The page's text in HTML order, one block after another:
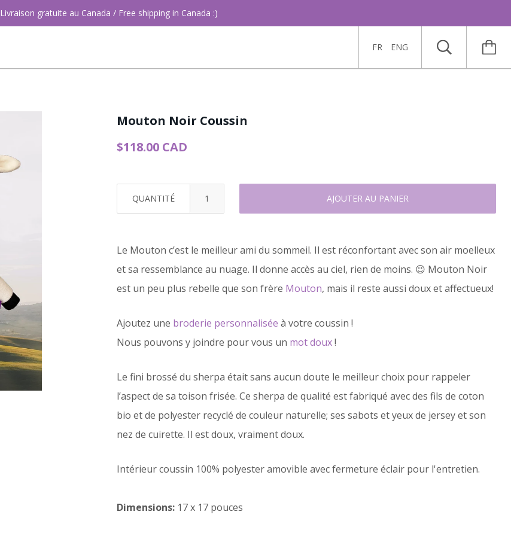
Livraison gratuite au Canada / Free shipping in Canada :)
FR ENG
Mouton Noir Coussin
$118.00 CAD
QUANTITÉ AJOUTER AU PANIER
Le Mouton c’est le meilleur ami du sommeil. Il est réconfortant avec son air moelleux
et sa ressemblance au nuage. Il donne accès au ciel, rien de moins. 😉 Mouton Noir
est un peu plus rebelle que son frère Mouton, mais il reste aussi doux et affectueux!
Ajoutez une broderie personnalisée à votre coussin !
Nous pouvons y joindre pour vous un mot doux!
Le fini brossé du sherpa était sans aucun doute le meilleur choix pour rappeler
l’aspect de sa toison frisée. Ce sherpa de qualité est fabriqué avec des fils de coton
bio et de polyester recyclé de couleur naturelle; ses sabots et yeux de jersey et son
nez de cuirette. Il est doux, vraiment doux.
Intérieur coussin 100% polyester amovible avec fermeture éclair pour l'entretien.
Dimensions: 17 x 17 pouces